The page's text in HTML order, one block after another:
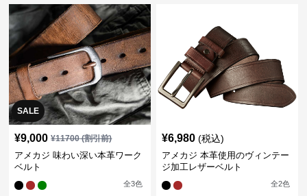
SALE
¥9,000 ¥11700(割引前)
アメカジ 味わい深い本革ワーク
ベルト
全3色
¥6,980 (税込)
アメカジ 本革使用のヴィンテー
ジ加工レザーベルト
全2色